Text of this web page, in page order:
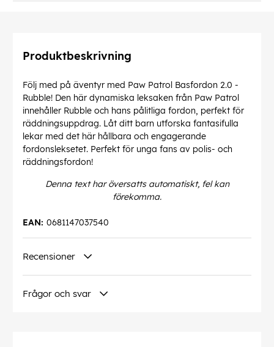
Produktbeskrivning
Följ med på äventyr med Paw Patrol Basfordon 2.0 -
Rubble! Den här dynamiska leksaken från Paw Patrol
innehåller Rubble och hans pålitliga fordon, perfekt för
räddningsuppdrag. Låt ditt barn utforska fantasifulla
lekar med det här hållbara och engagerande
fordonsleksetet. Perfekt för unga fans av polis- och
räddningsfordon!
Denna text har översatts automatiskt, fel kan
förekomma.
0681147037540
EAN:
Recensioner
Frågor och svar